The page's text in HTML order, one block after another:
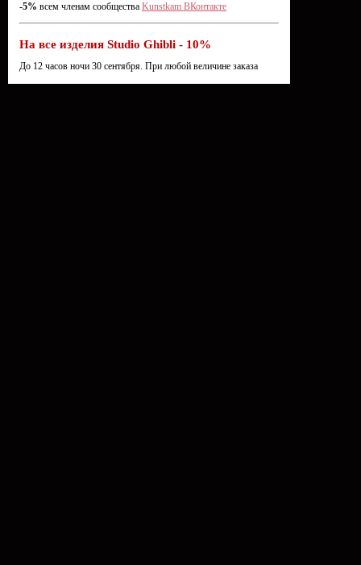
-5% всем членам сообщества Kunstkam ВКонтакте
На все изделия Studio Ghibli - 10%
До 12 часов ночи 30 сентября. При любой величине заказа